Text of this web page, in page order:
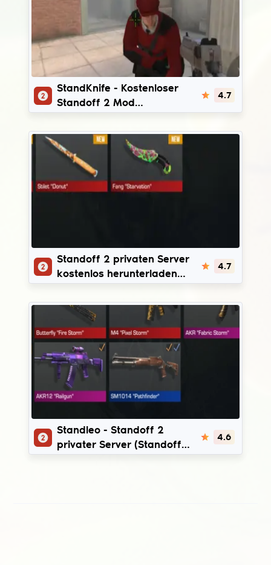
StandKnife
StandKnife - Kostenloser
Standoff 2 Mod
(Promocodes für Gold)
4.7
StandChillow
Standoff 2 privaten Server
kostenlos herunterladen
(StandChillow Mod & Geld-
Glitch)
4.7
Standleo
Standleo - Standoff 2
privater Server (Standoff
Geld-Glitch & kostenlose
4.6